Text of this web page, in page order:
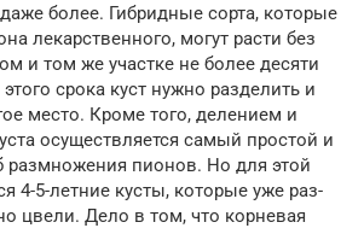
более. Гибридные сорта, которые
лекарственного, могут расти без
и том же участке не более десяти
срока куст нужно разделить и
место. Кроме того, делением и
осуществляется самый простой и
пионов. Но для этой
4-5-летние кусты, которые уже раз-
цвели. Дело в том, что корневая